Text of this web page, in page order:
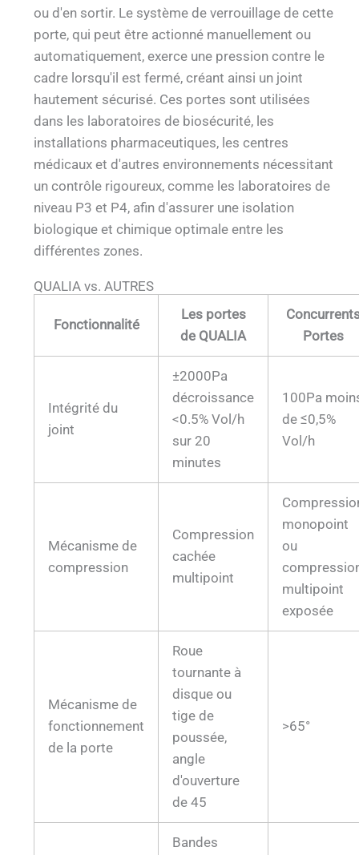
ou d'en sortir. Le système de verrouillage de cette
porte, qui peut être actionné manuellement ou
automatiquement, exerce une pression contre le
cadre lorsqu'il est fermé, créant ainsi un joint
hautement sécurisé. Ces portes sont utilisées
dans les laboratoires de biosécurité, les
installations pharmaceutiques, les centres
médicaux et d'autres environnements nécessitant
un contrôle rigoureux, comme les laboratoires de
niveau P3 et P4, afin d'assurer une isolation
biologique et chimique optimale entre les
différentes zones.
QUALIA vs. AUTRES
Fonctionnalité
Les portes
de QUALIA
Portes
Intégrité du
joint
±2000Pa
décroissance
<0.5% Vol/h
sur 20
minutes
100Pa
de ≤0,5%
Vol/h
Mécanisme de
compression
Compression
cachée
multipoint
monopoint
ou
multipoint
exposée
Mécanisme de
fonctionnement
de la porte
Roue
tournante à
disque ou
tige de
poussée,
angle
d'ouverture
de 45
>65°
Bandes